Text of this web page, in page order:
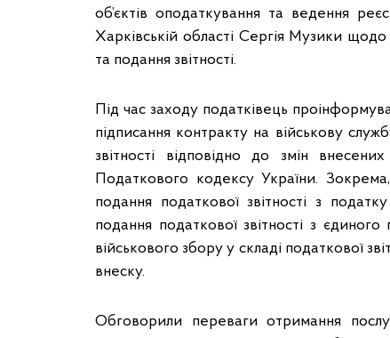
об’єктів оподаткування та ведення
Харківській області Сергія Музики щодо
та подання звітності.
Під час заходу податківець
підписання контракту на військову
звітності відповідно до змін
Податкового кодексу України. Зокрема,
подання податкової звітності з
подання податкової звітності з
військового збору у складі податкової
внеску.
Обговорили переваги отримання